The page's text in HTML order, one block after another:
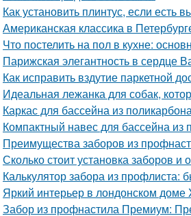
Как установить плинтус, если есть
Американская классика в
Что постелить на пол в кухне:
Парижская элегантность в сердце
Как исправить вздутие паркетной
Идеальная лежанка для собак,
Каркас для бассейна из
Компактный навес для бассейна из
Преимущества заборов из
Сколько стоит установка заборов
Калькулятор забора из профлиста:
Яркий интерьер в лондонском доме
Забор из профнастила Премиум: